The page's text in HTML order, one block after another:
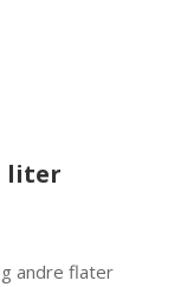
liter
andre flater